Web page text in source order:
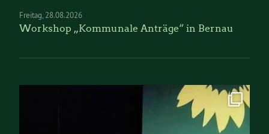
Freitag 28.08.2026
Workshop „Kommunale Anträge“ in Bernau